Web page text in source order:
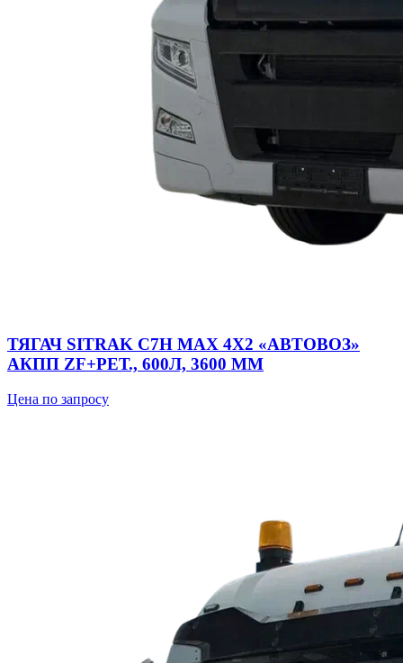
ТЯГАЧ SITRAK C7H MAX 4Х2 «АВТОВОЗ»
АКПП ZF+РЕТ., 600Л, 3600 ММ
Цена по запросу